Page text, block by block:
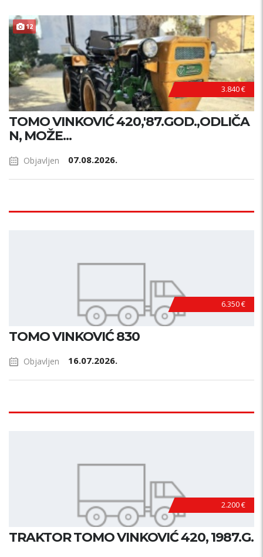
12
3.840 €
TOMO VINKOVIĆ 420,'87.GOD.,ODLIČA
N, MOŽE...
Objavljen 07.08.2026.
6.350 €
TOMO VINKOVIĆ 830
Objavljen 16.07.2026.
2.200 €
TRAKTOR TOMO VINKOVIĆ 420, 1987.G.